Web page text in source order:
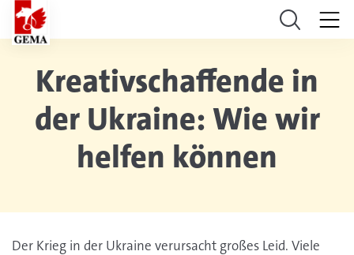
Kreativschaffende in
der Ukraine: Wie wir
helfen können
Der Krieg in der Ukraine verursacht großes Leid. Viele